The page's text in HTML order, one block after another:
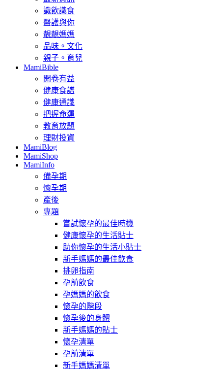
識飲識食
醫護與你
靚靚媽媽
品味。文化
親子。育兒
MamiBible
開卷有益
健康食譜
健康通識
把握命運
教育放題
理財投資
MamiBlog
MamiShop
MamiInfo
備孕期
懷孕期
產後
專題
嘗試懷孕的最佳時機
健康懷孕的生活貼士
助你懷孕的生活小貼士
新手媽媽的最佳飲食
排卵指南
孕前飲食
孕媽媽的飲食
懷孕的階段
懷孕後的身體
新手媽媽的貼士
懷孕清單
孕前清單
新手媽媽清單